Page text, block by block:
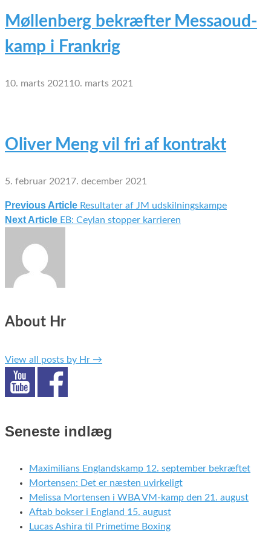
Møllenberg bekræfter Messaoud-
kamp i Frankrig
10. marts 2021 10. marts 2021
Oliver Meng vil fri af kontrakt
5. februar 2021 7. december 2021
Indlægsnavigation
Previous Article Resultater af JM udskilningskampe
Next Article EB: Ceylan stopper karrieren
About Hr
View all posts by Hr →
Seneste indlæg
Maximilians Englandskamp 12. september bekræftet
Mortensen: Det er næsten uvirkeligt
Melissa Mortensen i WBA VM-kamp den 21. august
Aftab bokser i England 15. august
Lucas Ashira til Primetime Boxing